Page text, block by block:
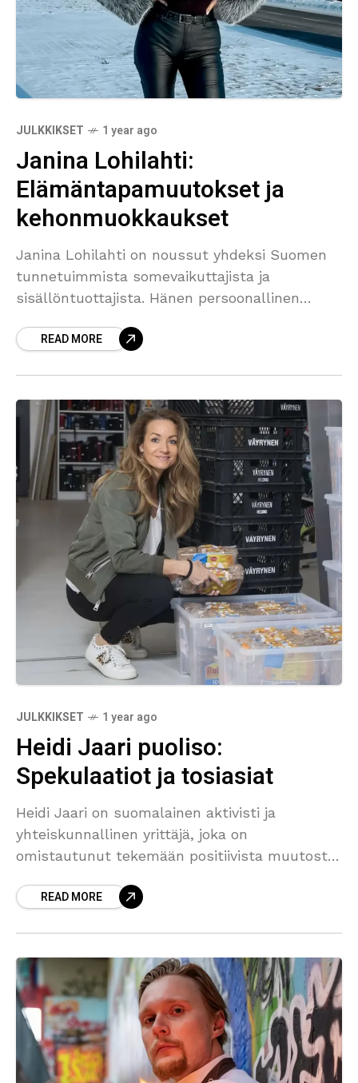
JULKKIKSET 1 year ago
Janina Lohilahti:
Elämäntapamuutokset ja
kehonmuokkaukset
Janina Lohilahti on noussut yhdeksi Suomen
tunnetuimmista somevaikuttajista ja
sisällöntuottajista. Hänen persoonallinen
avoimuutensa ovat tehneet hänestä valtavan
tarkastellaan
READ MORE
JULKKIKSET 1 year ago
Heidi Jaari puoliso:
Spekulaatiot ja tosiasiat
Heidi Jaari on suomalainen aktivisti ja
yhteiskunnallinen yrittäjä, joka on
omistautunut tekemään positiivista muutosta
on luonut alustan, joka tukee ihmisiä, jotka
READ MORE